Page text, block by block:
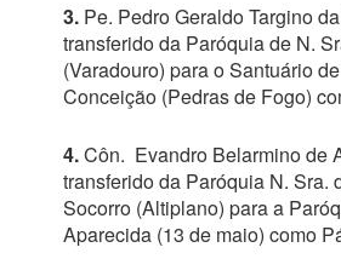
3.Pe. Pedro Geraldo Targino
transferido da Paróquia de N.
(Varadouro) para o Santuário
Conceição (Pedras de Fogo)
4.Côn. Evandro Belarmino de
transferido da Paróquia N. Sra.
Socorro (Altiplano) para a
Aparecida (13 de maio) como